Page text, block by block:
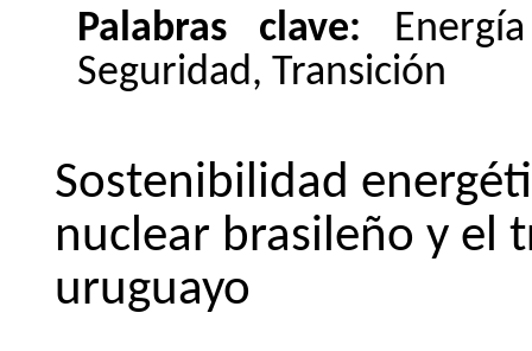
Palabras clave:
Seguridad, Transición
Sostenibilidad
nuclear brasileño y el
uruguayo